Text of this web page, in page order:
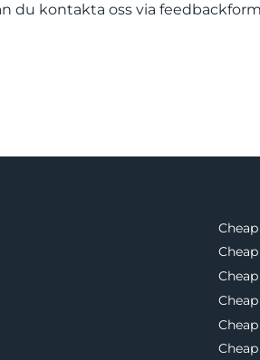
du kontakta oss via